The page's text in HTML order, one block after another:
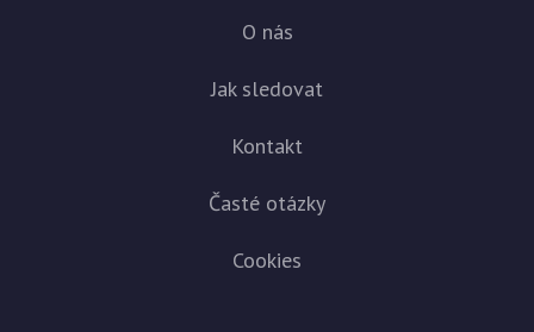
O nás
Jak sledovat
Kontakt
Časté otázky
Cookies